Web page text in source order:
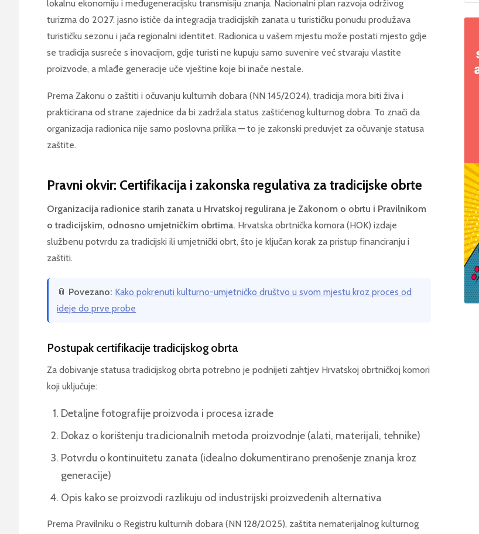
lokalnu ekonomiju i međugeneracijsku transmisiju znanja. Nacionalni plan razvoja održivog
turizma do 2027. jasno ističe da integracija tradicijskih zanata u turističku ponudu produžava
turističku sezonu i jača regionalni identitet. Radionica u vašem mjestu može postati mjesto gdje
se tradicija susreće s inovacijom, gdje turisti ne kupuju samo suvenire već stvaraju vlastite
proizvode, a mlađe generacije uče vještine koje bi inače nestale.
Prema Zakonu o zaštiti i očuvanju kulturnih dobara (NN 145/2024), tradicija mora biti živa i
prakticirana od strane zajednice da bi zadržala status zaštićenog kulturnog dobra. To znači da
organizacija radionica nije samo poslovna prilika — to je zakonski preduvjet za očuvanje statusa
zaštite.
Pravni okvir: Certifikacija i zakonska regulativa za tradicijske obrte
Organizacija radionice starih zanata u Hrvatskoj regulirana je Zakonom o obrtu i Pravilnikom
o tradicijskim, odnosno umjetničkim obrtima. Hrvatska obrtnička komora (HOK) izdaje
službenu potvrdu za tradicijski ili umjetnički obrt, što je ključan korak za pristup financiranju i
zaštiti.
📎 Povezano: Kako pokrenuti kulturno-umjetničko društvo u svom mjestu kroz proces od
ideje do prve probe
Postupak certifikacije tradicijskog obrta
Za dobivanje statusa tradicijskog obrta potrebno je podnijeti zahtjev Hrvatskoj obrtničkoj komori
koji uključuje:
Detaljne fotografije proizvoda i procesa izrade
Dokaz o korištenju tradicionalnih metoda proizvodnje (alati, materijali, tehnike)
Potvrdu o kontinuitetu zanata (idealno dokumentirano prenošenje znanja kroz
generacije)
Opis kako se proizvodi razlikuju od industrijski proizvedenih alternativa
Prema Pravilniku o Registru kulturnih dobara (NN 128/2025), zaštita nematerijalnog kulturnog